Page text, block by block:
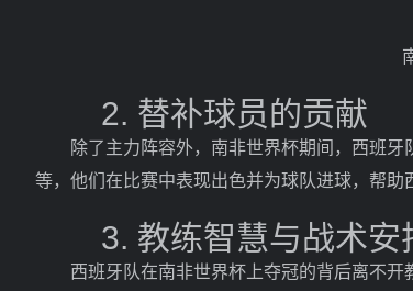
2. 替补球员的贡献
除了主力阵容外，南非世界杯期间，西班牙
等，他们在比赛中表现出色并为球队进球，帮助
3. 教练智慧与战术安
西班牙队在南非世界杯上夺冠的背后离不开